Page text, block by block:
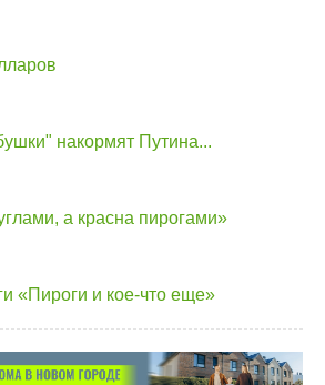
накормят Путина...
а красна пирогами»
«Пироги и кое-что еще»